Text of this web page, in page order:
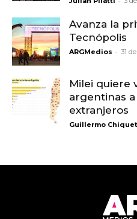
Avanza la
Tecnópolis
ARGMedios - 31
Milei quiere
argentinas
extranjeros
Guillermo